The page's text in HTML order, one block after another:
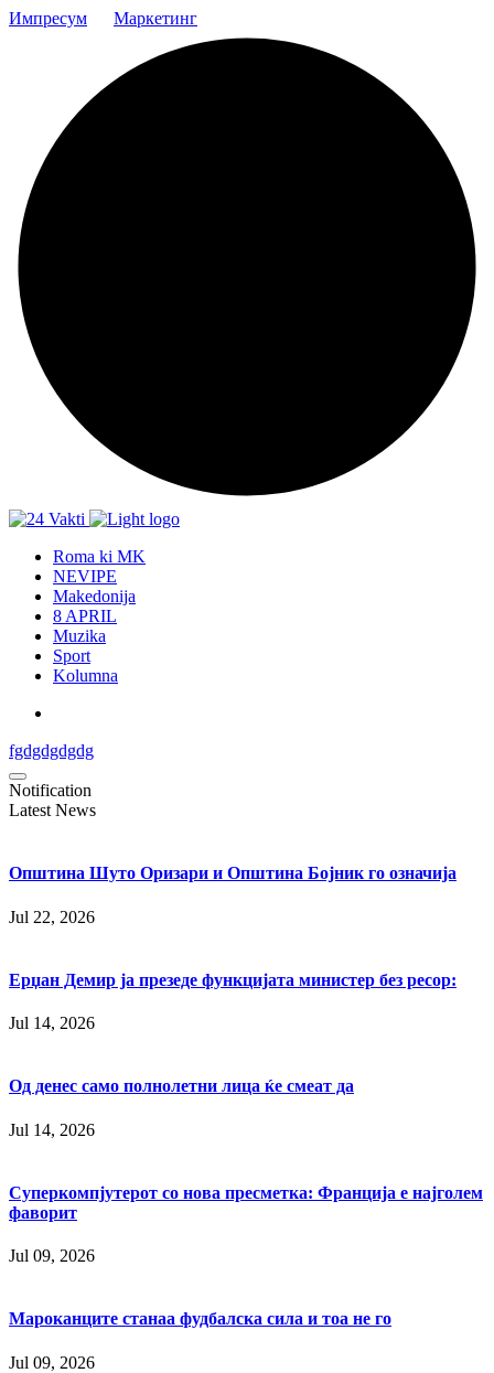
Импресум Маркетинг
Roma ki MK
NEVIPE
Makedonija
8 APRIL
Muzika
Sport
Kolumna
fgdgdgdgdg
Notification
Latest News
Општина Шуто Оризари и Општина Бојник го означија
Jul 22, 2026
Ерџан Демир ја презеде функцијата министер без ресор:
Jul 14, 2026
Од денес само полнолетни лица ќе смеат да
Jul 14, 2026
Суперкомпјутерот со нова пресметка: Франција е најголем
фаворит
Jul 09, 2026
Мароканците станаа фудбалска сила и тоа не го
Jul 09, 2026